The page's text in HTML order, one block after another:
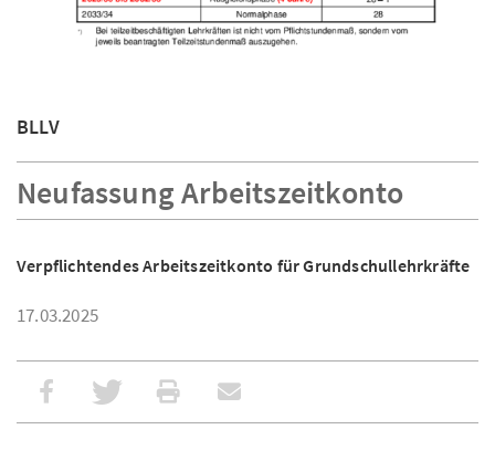
BLLV
Neufassung Arbeitszeitkonto
Verpflichtendes Arbeitszeitkonto für Grundschullehrkräfte
17.03.2025